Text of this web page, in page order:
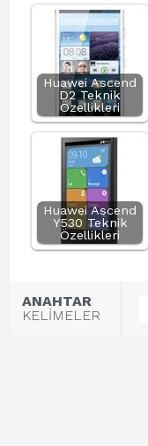
Huawei Ascend
D2 Teknik
Özellikleri
Huawei Ascend
Y530 Teknik
Özellikleri
ANAHTAR
KELİMELER